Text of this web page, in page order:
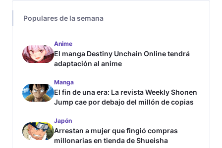
Populares de la semana
Anime
El manga Destiny Unchain Online tendrá
adaptación al anime
Manga
El fin de una era: La revista Weekly Shonen
Jump cae por debajo del millón de copias
Japón
Arrestan a mujer que fingió compras
millonarias en tienda de Shueisha